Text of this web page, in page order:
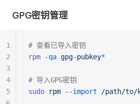
GPG密钥管理
# 查看已导入密钥
rpm -qa gpg-pubkey*
# 导入GPG密钥
sudo rpm --import /path/to/
1
2
3
4
5